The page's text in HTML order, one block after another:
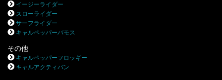
イージーライダー
スローライダー
サーフライダー
キャルペッパーバモス
その他
キャルペッパーフロッギー
キャルアクティバン